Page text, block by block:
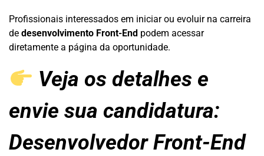
Profissionais interessados em iniciar ou evoluir na carreira
de desenvolvimento Front-End podem acessar
diretamente a página da oportunidade.
Veja os detalhes e
envie sua candidatura:
Desenvolvedor Front-End